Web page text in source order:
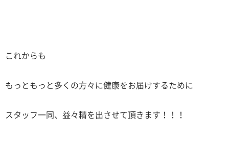
これからも
もっともっと多くの方々に健康をお届けするために
スタッフ一同、益々精を出させて頂きます！！！